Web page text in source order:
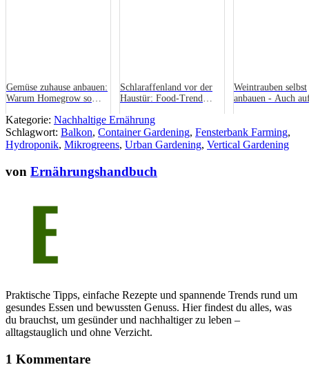
Gemüse zuhause anbauen:
Warum Homegrow so
Schlaraffenland vor der
Haustür: Food-Trend
Weintrauben selbst
anbauen - Auch
Kategorie: Nachhaltige Ernährung
Schlagwort: Balkon, Container Gardening, Fensterbank Farming,
Hydroponik, Mikrogreens, Urban Gardening, Vertical Gardening
von Ernährungshandbuch
Praktische Tipps, einfache Rezepte und spannende Trends rund um
gesundes Essen und bewussten Genuss. Hier findest du alles, was
du brauchst, um gesünder und nachhaltiger zu leben –
alltagstauglich und ohne Verzicht.
1 Kommentare